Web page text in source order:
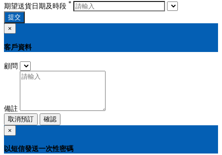
期望送貨日期及時段 *
提交
×
客戶資料
顧問
備註
取消預訂
確認
×
以短信發送一次性密碼